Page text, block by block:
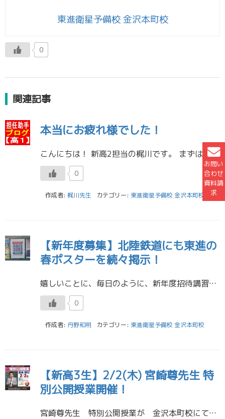
お問い
合わせ
資料請
求
東進衛星予備校 金沢本町校
0
関連記事
本当にお疲れ様でした！
こんにちは！ 新高2担当の梶川です。 まずは共通テストを受験してきた皆さん、本当にお疲れ様でした。 ／ これまで積み重ねてきた努力の全てを限られた時間の中で発揮することは大変難しいことだったと思います。緊張や不安の中で問 […]
0
作成者: 梶川先生 カテゴリー: 東進衛星予備校 金沢本町校
【新年度募集】北陸鉄道にも東進の
春ポスターを続々掲示！
嬉しいことに、毎日のように、新年度招待講習のお問い合わせ・申し込みがあります。 今日も生徒・保護者の来校がありました。 ／ ２月の終わりから春向けの東進ポスターを続々と掲出しております。 JR・IR鉄道各社の在来線の主要 […]
0
作成者: 丹野和明 カテゴリー: 東進衛星予備校 金沢本町校
【新高3生】2/2(木) 宮崎尊先生 特
別公開授業開催！
宮崎尊先生 特別公開授業が 金沢本町校にて開催されます！ 日時： 2023年2月2日（木） 19:00～21:00 対象者：新高３生 授業科目：英語 参加費：無料 お申し込みはこちら 電話番号 076-223 […]